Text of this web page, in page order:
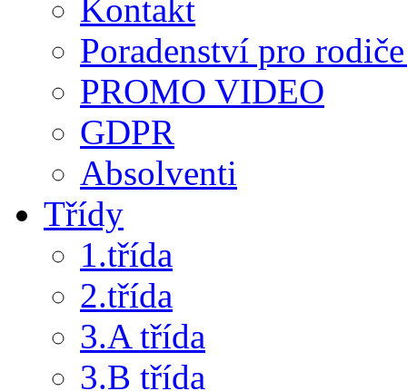
Kontakt
Poradenství pro
PROMO VIDEO
GDPR
Absolventi
Třídy
1.třída
2.třída
3.A třída
3.B třída